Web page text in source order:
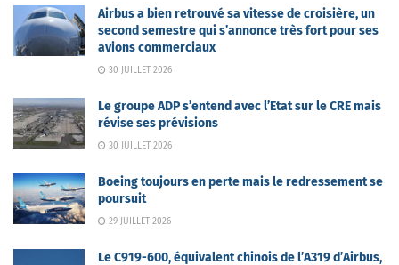
Airbus a bien retrouvé sa vitesse de croisière, un
second semestre qui s’annonce très fort pour ses
avions commerciaux
30 JUILLET 2026
Le groupe ADP s’entend avec l’Etat sur le CRE mais
révise ses prévisions
30 JUILLET 2026
Boeing toujours en perte mais le redressement se
poursuit
29 JUILLET 2026
Le C919-600, équivalent chinois de l’A319 d’Airbus,